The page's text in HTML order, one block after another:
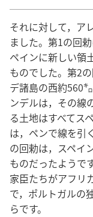
それ​に​対​し​て，ア
まし​た。第​1​の​回
ペイン​に​新しい​領
もの​でし​た。第​2​
デ​諸島​の​西​約​560​
ンデル​は，その​線​
る​土地​は​すべて​ス
は，ペン​で​線​を​引
の​回勅​は，スペイ
もの​だっ​た​よう​で
家臣​たち​が​アフリ
で，ポルトガル​の​
ら​です。